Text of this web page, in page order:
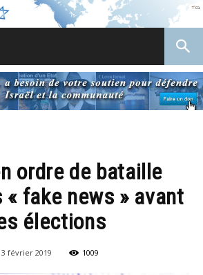
ordre de bataille
fake news » avant
élections
3 février 2019 1009